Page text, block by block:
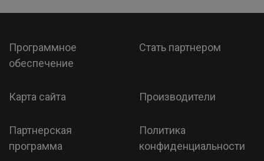
Программное
обеспечение
Стать партнером
Карта сайта Производители
Партнерская
программа
Политика
конфиденциальности